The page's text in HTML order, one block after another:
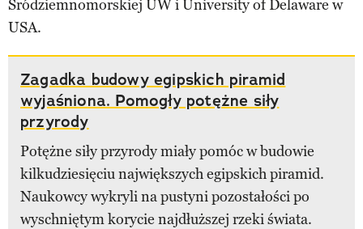
Śródziemnomorskiej UW i University of Delaware w
USA.
Zagadka budowy egipskich piramid
wyjaśniona. Pomogły potężne siły
przyrody
Potężne siły przyrody miały pomóc w budowie
kilkudziesięciu największych egipskich piramid.
Naukowcy wykryli na pustyni pozostałości po
wyschniętym korycie najdłuższej rzeki świata.